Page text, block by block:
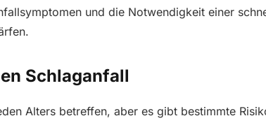
und die Notwendigkeit einer
Schlaganfall
Alters betreffen, aber es gibt bestimmte